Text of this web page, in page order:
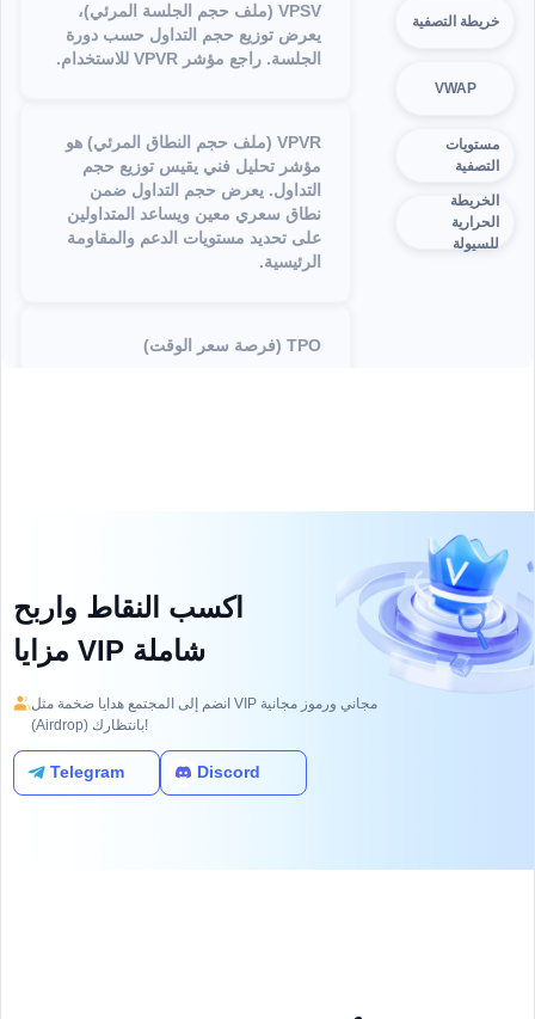
خريطة التصفية
VWAP
مستويات
التصفية
الخريطة
الحرارية
للسيولة
VPSV (ملف حجم الجلسة المرئي)،
يعرض توزيع حجم التداول حسب دورة
الجلسة. راجع مؤشر VPVR للاستخدام.
VPVR (ملف حجم النطاق المرئي) هو
مؤشر تحليل فني يقيس توزيع حجم
التداول. يعرض حجم التداول ضمن
نطاق سعري معين ويساعد المتداولين
على تحديد مستويات الدعم والمقاومة
الرئيسية.
TPO (فرصة سعر الوقت)
خريطة التصفية بالرافعة المالية، تصور
التصفية بناءً على مراكز المستخدمين
وتوزيع مراكز الشراء والبيع عند
مستويات أسعار مختلفة.
اكسب النقاط واربح
مزايا VIP شاملة
انضم إلى المجتمع هدايا ضخمة مثل VIP مجاني ورموز مجانية
(Airdrop) بانتظارك!
Telegram Discord